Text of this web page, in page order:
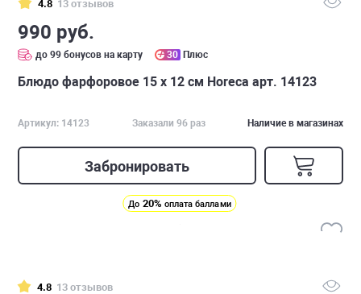
4.8 13 отзывов
990 руб.
до 99 бонусов на карту 30 Плюс
Блюдо фарфоровое 15 х 12 см Horeca арт. 14123
Артикул: 14123 Заказали 96 раз Наличие в магазинах
Забронировать
До 20% оплата баллами
4.8 13 отзывов